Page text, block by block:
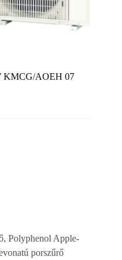
KMCG/AOEH 07
Polyphenol Apple-
porszűrő